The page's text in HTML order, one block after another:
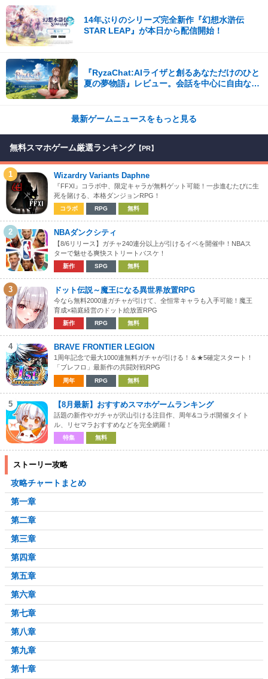
14年ぶりのシリーズ完全新作『幻想水滸伝
STAR LEAP』が本日から配信開始！
『RyzaChat:AIライザと創るあなただけのひと
夏の夢物語』レビュー。会話を中心に自由な冒
最新ゲームニュースをもっと見る
無料スマホゲーム厳選ランキング 【PR】
1 Wizardry Variants Daphne
『FFXI』コラボ中、限定キャラが無料ゲット可能！一歩進むたびに生
死を賭ける、本格ダンジョンRPG！
コラボ RPG 無料
2 NBAダンクシティ
【8/6リリース】ガチャ240連分以上が引けるイベを開催中！NBAス
ターで魅せる爽快ストリートバスケ！
新作 SPG 無料
3 ドット伝説～魔王になる異世界放置RPG
今なら無料2000連ガチャが引けて、全恒常キャラも入手可能！魔王
育成×箱庭経営のドット絵放置RPG
新作 RPG 無料
4 BRAVE FRONTIER LEGION
1周年記念で最大1000連無料ガチャが引ける！＆★5確定スタート！
「ブレフロ」最新作の共闘対戦RPG
周年 RPG 無料
5 【8月最新】おすすめスマホゲームランキング
話題の新作やガチャが沢山引ける注目作、周年&コラボ開催タイト
ル、リセマラおすすめなどを完全網羅！
特集 無料
ストーリー攻略
攻略チャートまとめ
第一章
第二章
第三章
第四章
第五章
第六章
第七章
第八章
第九章
第十章